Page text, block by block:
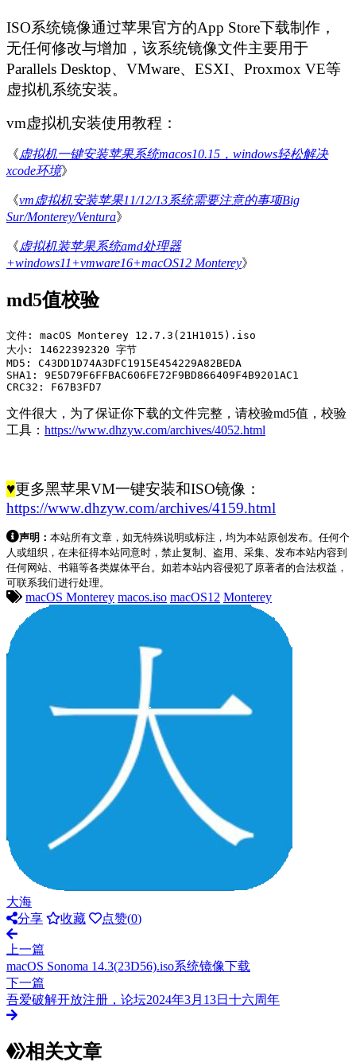
ISO系统镜像通过苹果官方的App Store下载制作，
无任何修改与增加，该系统镜像文件主要用于
Parallels Desktop、VMware、ESXI、Proxmox VE等
虚拟机系统安装。
vm虚拟机安装使用教程：
《虚拟机一键安装苹果系统macos10.15，windows轻松解决
xcode环境》
《vm虚拟机安装苹果11/12/13系统需要注意的事项Big
Sur/Monterey/Ventura》
《虚拟机装苹果系统amd处理器
+windows11+vmware16+macOS12 Monterey》
md5值校验
文件: macOS Monterey 12.7 . 3 ( 21H1015 ). iso
大小:
14622392320 字节
MD5 :
C43DD1D74A3DFC1915E454229A82BEDA
SHA1 :
9E5D79F6FFBAC606FE72F9BD866409F4B9201AC1
CRC32 : F67B3FD7
文件很大，为了保证你下载的文件完整，请校验md5值，校验
工具： https://www.dhzyw.com/archives/4052.html
♥更多黑苹果VM一键安装和ISO镜像：
https://www.dhzyw.com/archives/4159.html
声明： 本站所有文章，如无特殊说明或标注，均为本站原创发布。任何个
人或组织，在未征得本站同意时，禁止复制、盗用、采集、发布本站内容到
任何网站、书籍等各类媒体平台。如若本站内容侵犯了原著者的合法权益，
可联系我们进行处理。
macOS Monterey macos.iso macOS12 Monterey
大海
分享
收藏 点赞(0)
上一篇
macOS Sonoma 14.3(23D56).iso系统镜像下载
下一篇
吾爱破解开放注册，论坛2024年3月13日十六周年
相关文章